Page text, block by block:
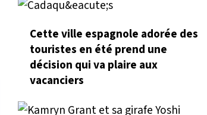
Cette ville espagnole adorée des
touristes en été prend une
décision qui va plaire aux
vacanciers